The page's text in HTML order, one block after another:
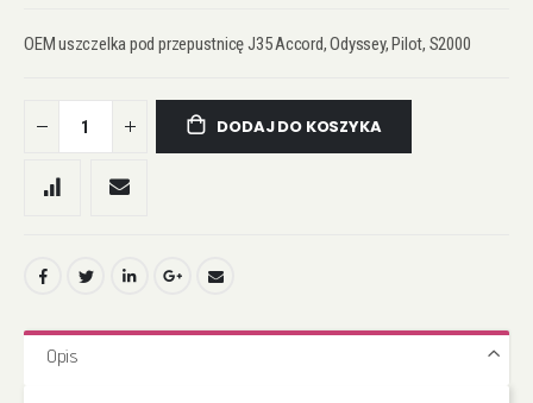
OEM uszczelka pod przepustnicę J35 Accord, Odyssey, Pilot, S2000
DODAJ DO KOSZYKA
Opis